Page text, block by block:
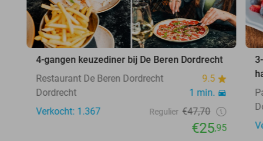
4-gangen keuzediner bij De Beren Dordrecht
Restaurant De Beren Dordrecht
9.5
Dordrecht
1 min.
Verkocht: 1.367
Regulier €47,70
€25,95